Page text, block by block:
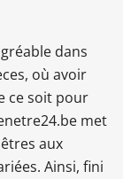
dans
où avoir
ce soit pour
met
aux
Ainsi, fini